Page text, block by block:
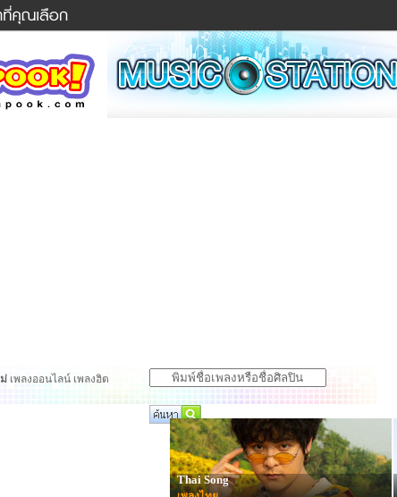
ข่าวด่วน ข่าวสั้น
ละคร
หนังใหม่
หมากรุกไทย
เพลงออนไลน์ เพลงฮิต
Thai Song